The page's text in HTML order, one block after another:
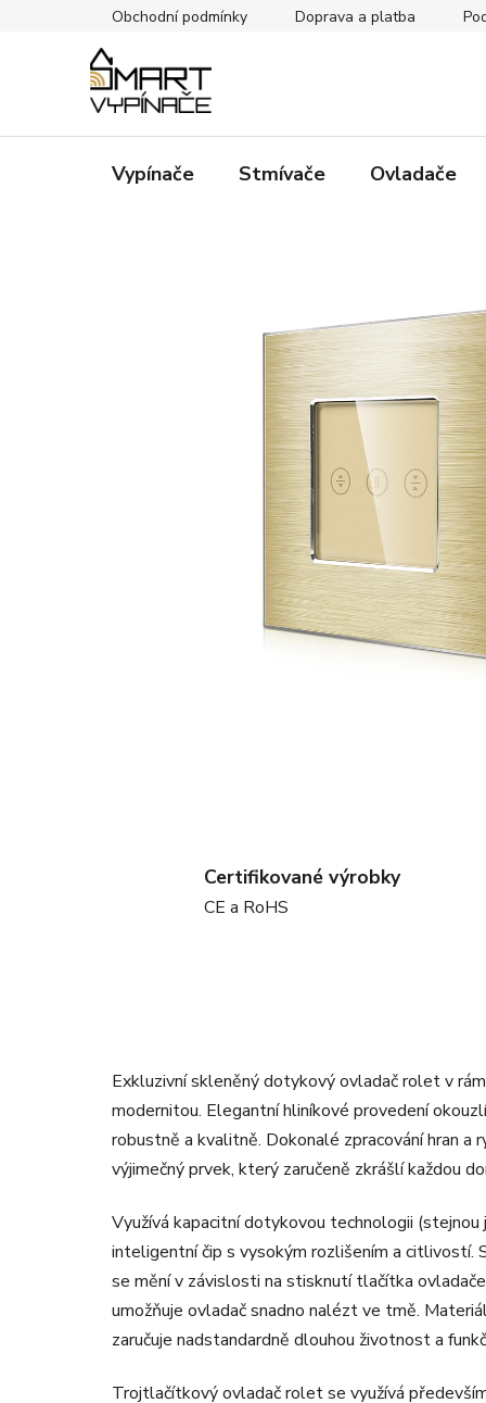
Obchodní podmínky Doprava a platba
Vypínače Stmívače Ovladače
Certifikované výrobky
CE a RoHS
Exkluzivní skleněný dotykový ovladač rolet v
modernitou. Elegantní hliníkové provedení
robustně a kvalitně. Dokonalé zpracování hran a
výjimečný prvek, který zaručeně zkrášlí každou
Využívá kapacitní dotykovou technologii
inteligentní čip s vysokým rozlišením a citlivostí.
se mění v závislosti na stisknutí tlačítka
umožňuje ovladač snadno nalézt ve tmě.
zaručuje nadstandardně dlouhou životnost a
Trojtlačítkový ovladač rolet se využívá